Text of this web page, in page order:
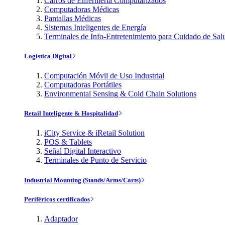
Computadoras Médicas
Pantallas Médicas
Sistemas Inteligentes de Energía
Terminales de Info-Entretenimiento para Cuidado de
Logística Digital
Computación Móvil de Uso Industrial
Computadoras Portátiles
Environmental Sensing & Cold Chain Solutions
Retail Inteligente & Hospitalidad
iCity Service & iRetail Solution
POS & Tablets
Señal Digital Interactivo
Terminales de Punto de Servicio
Industrial Mounting (Stands/Arms/Carts)
Periféricos certificados
Adaptador